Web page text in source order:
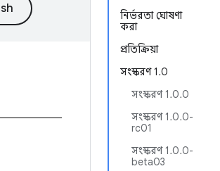
নির্ভরতা ঘোষণা
করা
প্রতিক্রিয়া
সংস্করণ 1.0
সংস্করণ 1.0.0
সংস্করণ 1.0.0-
rc01
সংস্করণ 1.0.0-
beta03